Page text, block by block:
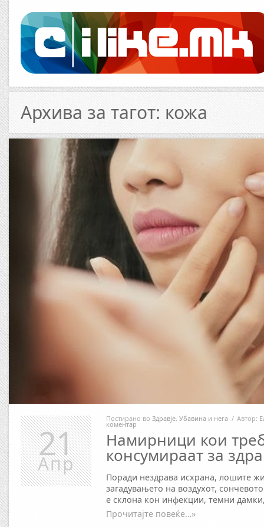
Архива за тагот: кожа
Постирано во Здравје, Убавина и нега / Автор:
коментар
Намирници кои
консумираат за
Поради нездрава исхрана, лошите
загадувањето на воздухот,
е склона кон инфекции, темни
Прочитајте повеќе…»
21
Апр